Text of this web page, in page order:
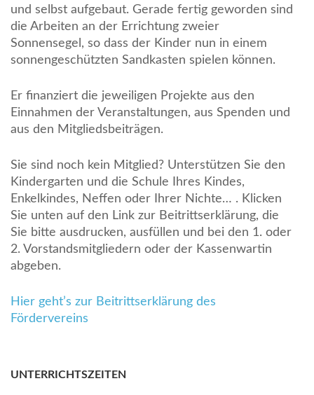
und selbst aufgebaut. Gerade fertig geworden sind
die Arbeiten an der Errichtung zweier
Sonnensegel, so dass der Kinder nun in einem
sonnengeschützten Sandkasten spielen können.
Er finanziert die jeweiligen Projekte aus den
Einnahmen der Veranstaltungen, aus Spenden und
aus den Mitgliedsbeiträgen.
Sie sind noch kein Mitglied? Unterstützen Sie den
Kindergarten und die Schule Ihres Kindes,
Enkelkindes, Neffen oder Ihrer Nichte… . Klicken
Sie unten auf den Link zur Beitrittserklärung, die
Sie bitte ausdrucken, ausfüllen und bei den 1. oder
2. Vorstandsmitgliedern oder der Kassenwartin
abgeben.
Hier geht’s zur Beitrittserklärung des
Fördervereins
UNTERRICHTSZEITEN